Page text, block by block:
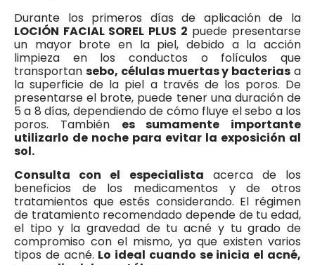
Durante los primeros días de aplicación de la
LOCIÓN FACIAL SOREL PLUS 2 puede presentarse
un mayor brote en la piel, debido a la acción
limpieza en los conductos o folículos que
transportan sebo, células muertas y bacterias a
la superficie de la piel a través de los poros. De
presentarse el brote, puede tener una duración de
5 a 8 días, dependiendo de cómo fluye el sebo a los
poros. También es sumamente importante
utilizarlo de noche para evitar la exposición al
sol.
Consulta con el especialista acerca de los
beneficios de los medicamentos y de otros
tratamientos que estés considerando. El régimen
de tratamiento recomendado depende de tu edad,
el tipo y la gravedad de tu acné y tu grado de
compromiso con el mismo, ya que existen varios
tipos de acné. Lo ideal cuando se inicia el acné,